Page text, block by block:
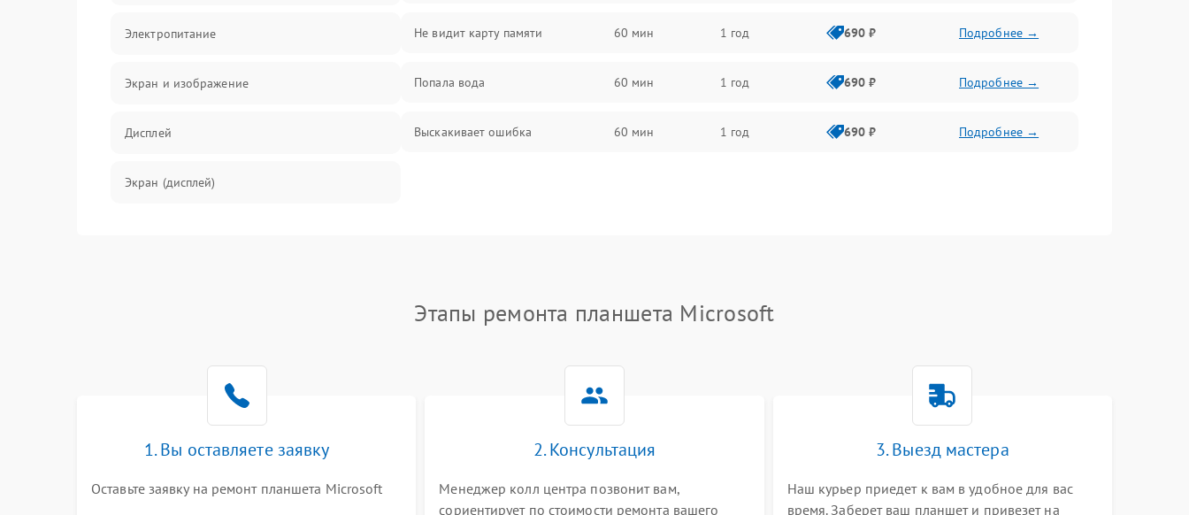
Электропитание
Экран и изображение
Дисплей
Экран (дисплей)
Влага и механические повреждения
Сеть и интернет
Не видит карту памяти 60 мин 1 год 690 ₽ Подробнее →
Попала вода 60 мин 1 год 690 ₽ Подробнее →
Выскакивает ошибка 60 мин 1 год 690 ₽ Подробнее →
Этапы ремонта планшета Microsoft
1. Вы оставляете заявку
Оставьте заявку на ремонт планшета Microsoft
2. Консультация
Менеджер колл центра позвонит вам,
сориентирует по стоимости ремонта вашего
3. Выезд мастера
Наш курьер приедет к вам в удобное для вас
время. Заберет ваш планшет и привезет на